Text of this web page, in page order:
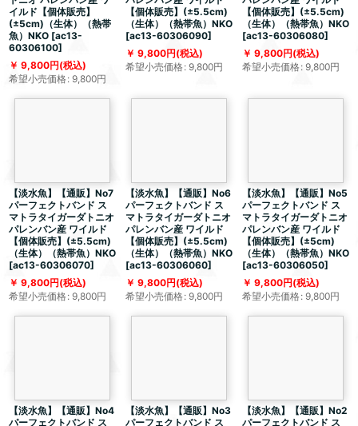
イルド【個体販売】
(±5cm)（生体）（熱帯
魚）NKO [ac13-
60306100]
9,800円(税込)
希望小売価格: 9,800円
【個体販売】(±5.5cm)
（生体）（熱帯魚）NKO
[ac13-60306090]
9,800円(税込)
希望小売価格: 9,800円
【個体販売】(±5.5cm)
（生体）（熱帯魚）NKO
[ac13-60306080]
9,800円(税込)
希望小売価格: 9,800円
【淡水魚】【通販】No7
パーフェクトバンド ス
マトラタイガーダトニオ
パレンバン産 ワイルド
【個体販売】(±5.5cm)
（生体）（熱帯魚）NKO
[ac13-60306070]
9,800円(税込)
希望小売価格: 9,800円
【淡水魚】【通販】No6
パーフェクトバンド ス
マトラタイガーダトニオ
パレンバン産 ワイルド
【個体販売】(±5.5cm)
（生体）（熱帯魚）NKO
[ac13-60306060]
9,800円(税込)
希望小売価格: 9,800円
【淡水魚】【通販】No5
パーフェクトバンド ス
マトラタイガーダトニオ
パレンバン産 ワイルド
【個体販売】(±5cm)
（生体）（熱帯魚）NKO
[ac13-60306050]
9,800円(税込)
希望小売価格: 9,800円
【淡水魚】【通販】No4
パーフェクトバンド ス
【淡水魚】【通販】No3
パーフェクトバンド ス
【淡水魚】【通販】No2
パーフェクトバンド ス